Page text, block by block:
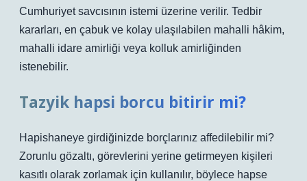
Cumhuriyet savcısının istemi üzerine verilir. Tedbir
kararları, en çabuk ve kolay ulaşılabilen mahalli hâkim,
mahalli idare amirliği veya kolluk amirliğinden
istenebilir.
Tazyik hapsi borcu bitirir mi?
Hapishaneye girdiğinizde borçlarınız affedilebilir mi?
Zorunlu gözaltı, görevlerini yerine getirmeyen kişileri
kasıtlı olarak zorlamak için kullanılır, böylece hapse